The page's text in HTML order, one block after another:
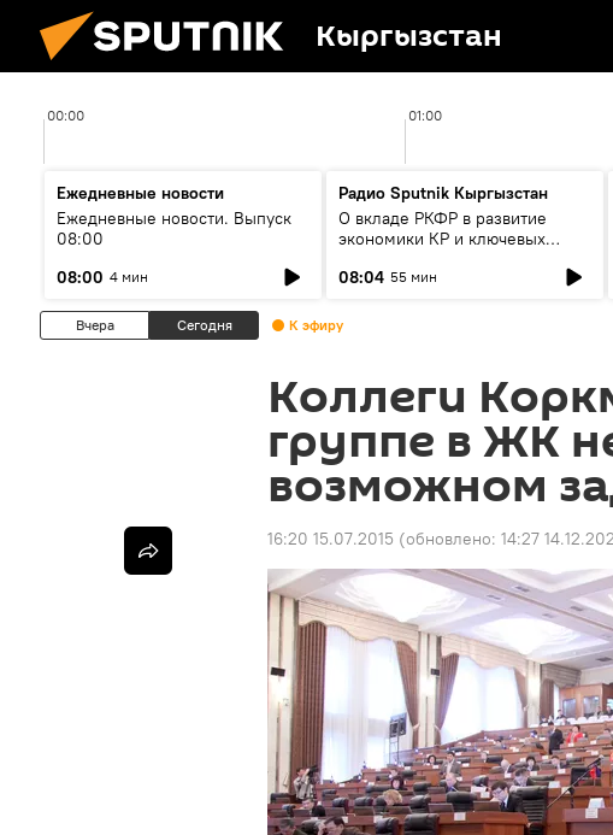
Кыргызстан
00:00 01:00
Ежедневные новости
Ежедневные новости. Выпуск
08:00
08:00 4 мин
Радио Sputnik Кыргызстан
О вкладе РКФР в развитие
экономики КР и ключевых
08:04 55 мин
Вчера Сегодня К эфиру
Коллеги
группе в ЖК
возможном
16:20 15.07.2015 (обновлено: 14:27